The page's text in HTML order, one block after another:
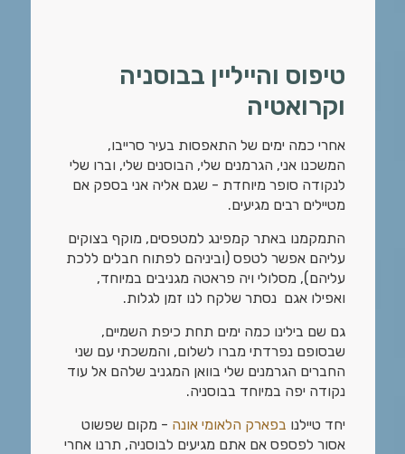
טיפוס והייליין בבוסניה
וקרואטיה
אחרי כמה ימים של התאפסות בעיר סרייבו,
המשכנו אני, הגרמנים שלי, הבוסנים שלי, וברו שלי
לנקודה סופר מיוחדת - שגם אליה אני בספק אם
מטיילים רבים מגיעים.
התמקמנו באתר קמפינג למטפסים, מוקף בצוקים
עליהם אפשר לטפס (וביניהם לפתוח חבלים ללכת
עליהם), מסלולי ויה פראטה מגניבים במיוחד,
ואפילו אגם נסתר שלקח לנו זמן לגלות.
גם שם בילינו כמה ימים תחת כיפת השמיים,
שבסופם נפרדתי מברו לשלום, והמשכתי עם שני
החברים הגרמנים שלי בוואן המגניב שלהם אל עוד
נקודה יפה במיוחד בבוסניה.
יחד טיילנו בפארק הלאומי אונה - מקום שפשוט
אסור לפספס אם אתם מגיעים לבוסניה, תרנו אחרי